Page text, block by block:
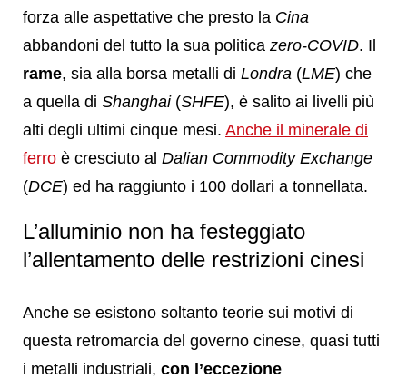
forza alle aspettative che presto la Cina
abbandoni del tutto la sua politica zero-COVID. Il
rame, sia alla borsa metalli di Londra (LME) che
a quella di Shanghai(SHFE), è salito ai livelli più
alti degli ultimi cinque mesi. Anche il minerale di
ferro è cresciuto al Dalian Commodity Exchange
(DCE) ed ha raggiunto i 100 dollari a tonnellata.
L’alluminio non ha festeggiato
l’allentamento delle restrizioni cinesi
Anche se esistono soltanto teorie sui motivi di
questa retromarcia del governo cinese, quasi tutti
i metalli industriali, con l’eccezione